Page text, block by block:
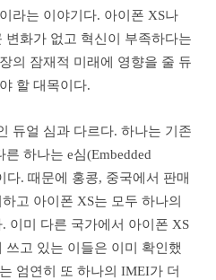
라는 이야기다. 아이폰 XS나
변화가 없고 혁신이 부족하다는
의 잠재적 미래에 영향을 줄 듀
할 대목이다.
듀얼 심과 다르다. 하나는 기존
하나는 e심(Embedded
다. 때문에 홍콩, 중국에서 판매
고 아이폰 XS는 모두 하나의
이미 다른 국가에서 아이폰 XS
쓰고 있는 이들은 이미 확인했
엄연히 또 하나의 IMEI가 더